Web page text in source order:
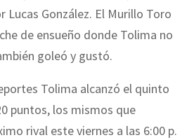
González. El Murillo Toro
de ensueño donde Tolima no
goleó y gustó.
Tolima alcanzó el quinto
puntos, los mismos que
rival este viernes a las 6:00 p.